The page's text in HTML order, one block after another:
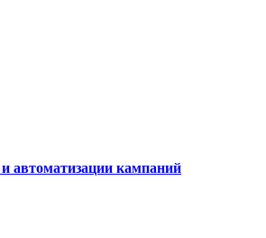
автоматизации кампаний